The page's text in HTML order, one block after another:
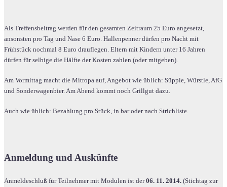
Als Treffensbeitrag werden für den gesamten Zeitraum 25 Euro angesetzt,
ansonsten pro Tag und Nase 6 Euro. Hallenpenner dürfen pro Nacht mit
Frühstück nochmal 8 Euro drauflegen. Eltern mit Kindern unter 16 Jahren
dürfen für selbige die Hälfte der Kosten zahlen (oder mitgeben).
Am Vormittag macht die Mitropa auf, Angebot wie üblich: Süpple, Würstle, AfG
und Sonderwagenbier. Am Abend kommt noch Grillgut dazu.
Auch wie üblich: Bezahlung pro Stück, in bar oder nach Strichliste.
Anmeldung und Auskünfte
Anmeldeschluß für Teilnehmer mit Modulen ist der06. 11. 2014. (Stichtag zur